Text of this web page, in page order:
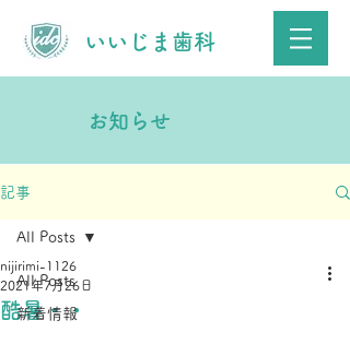
​いいじま歯科
お知らせ
記事
All Posts
新着情報
All Posts
酷暑・・
nijirimi-1126
2021年7月26日